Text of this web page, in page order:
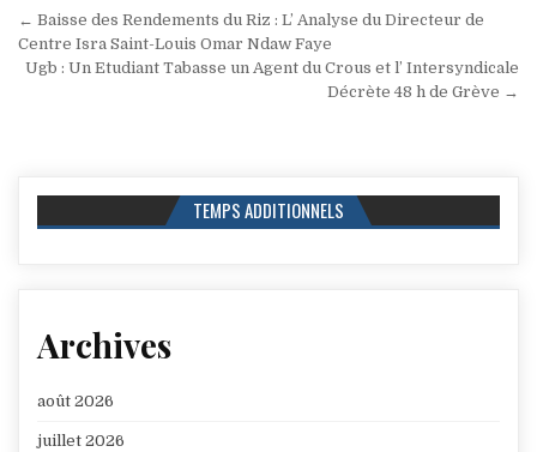
Navigation
de
l’article
← Baisse des Rendements du Riz : L’ Analyse du Directeur de
Centre Isra Saint-Louis Omar Ndaw Faye
Ugb : Un Etudiant Tabasse un Agent du Crous et l’ Intersyndicale
Décrète 48 h de Grève →
TEMPS ADDITIONNELS
Archives
août 2026
juillet 2026